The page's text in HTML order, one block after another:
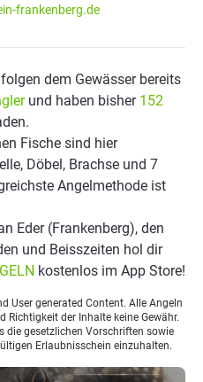
frankenberg.de
dem Gewässer bereits
und haben bisher 152
Fische sind hier
Döbel, Brachse und 7
Angelmethode ist
Eder (Frankenberg), den
und Beisszeiten hol dir
kostenlos im App Store!
User generated Content. Alle Angeln
der Inhalte keine Gewähr.
die gesetzlichen Vorschriften sowie
Erlaubnisschein einzuhalten.